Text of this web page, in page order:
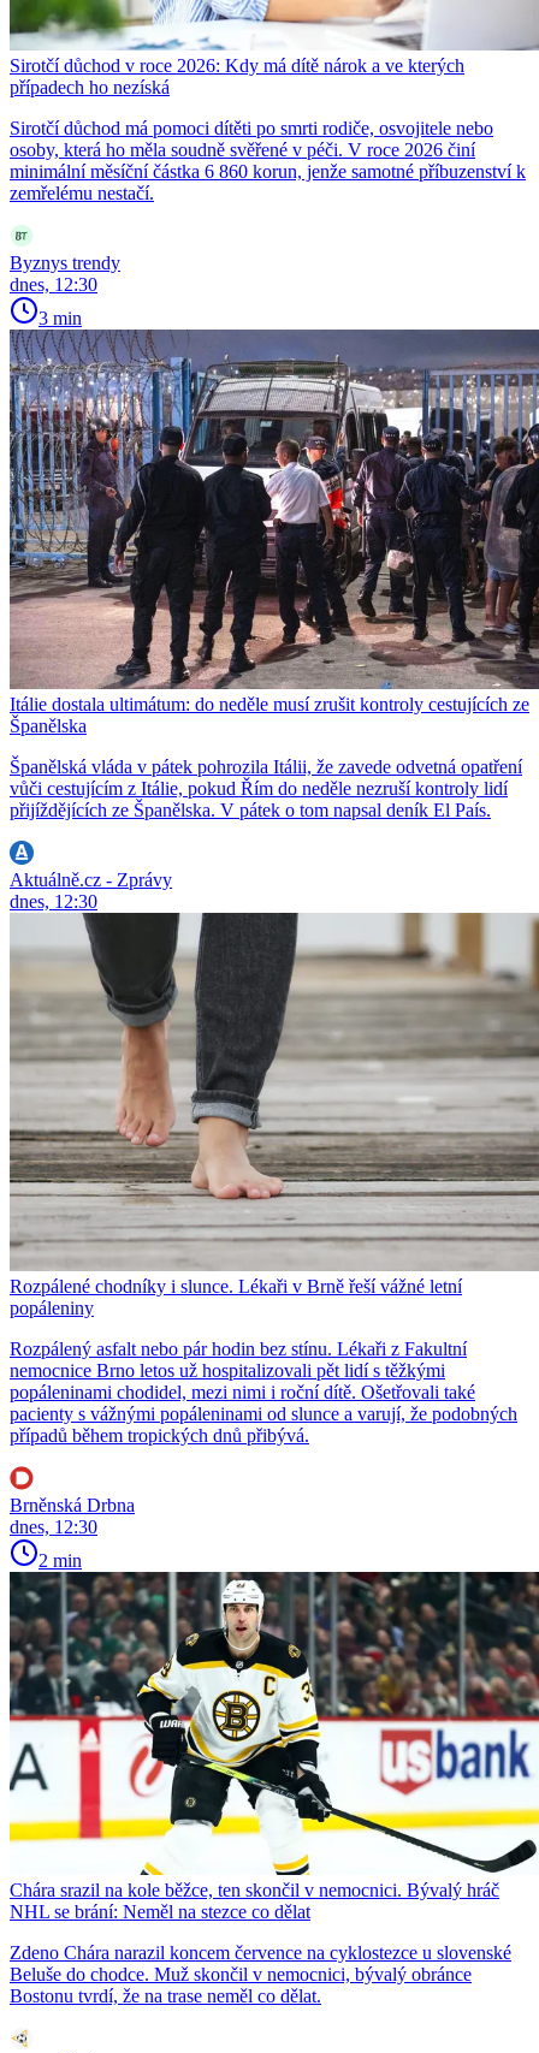
Sirotčí důchod v roce 2026: Kdy má dítě nárok a ve kterých
případech ho nezíská
Sirotčí důchod má pomoci dítěti po smrti rodiče, osvojitele nebo
osoby, která ho měla soudně svěřené v péči. V roce 2026 činí
minimální měsíční částka 6 860 korun, jenže samotné příbuzenství k
zemřelému nestačí.
Byznys trendy
dnes, 12:30
3 min
Itálie dostala ultimátum: do neděle musí zrušit kontroly cestujících ze
Španělska
Španělská vláda v pátek pohrozila Itálii, že zavede odvetná opatření
vůči cestujícím z Itálie, pokud Řím do neděle nezruší kontroly lidí
přijíždějících ze Španělska. V pátek o tom napsal deník El País.
Aktuálně.cz - Zprávy
dnes, 12:30
Rozpálené chodníky i slunce. Lékaři v Brně řeší vážné letní
popáleniny
Rozpálený asfalt nebo pár hodin bez stínu. Lékaři z Fakultní
nemocnice Brno letos už hospitalizovali pět lidí s těžkými
popáleninami chodidel, mezi nimi i roční dítě. Ošetřovali také
pacienty s vážnými popáleninami od slunce a varují, že podobných
případů během tropických dnů přibývá.
Brněnská Drbna
dnes, 12:30
2 min
Chára srazil na kole běžce, ten skončil v nemocnici. Bývalý hráč
NHL se brání: Neměl na stezce co dělat
Zdeno Chára narazil koncem července na cyklostezce u slovenské
Beluše do chodce. Muž skončil v nemocnici, bývalý obránce
Bostonu tvrdí, že na trase neměl co dělat.